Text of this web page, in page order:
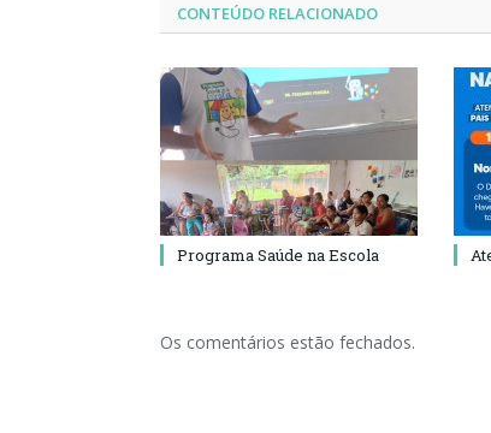
CONTEÚDO RELACIONADO
Programa Saúde na Escola
Os comentários estão fechados.